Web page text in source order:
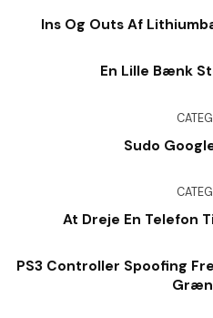
Ins Og Outs Af
En Lille Bænk
Sudo
At Dreje En Telefon
PS3 Controller Spoofing